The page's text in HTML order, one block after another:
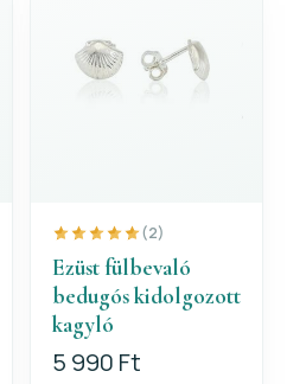
(2)
Ezüst fülbevaló
bedugós kidolgozott
kagyló
5 990 Ft